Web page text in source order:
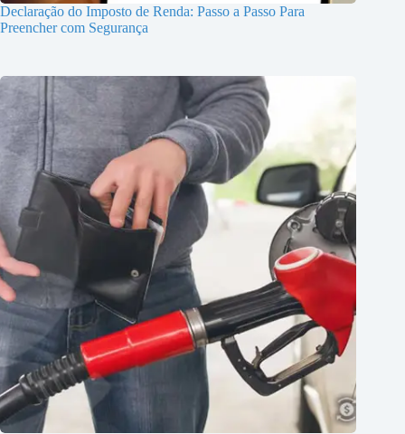
Declaração do Imposto de Renda: Passo a Passo Para
Preencher com Segurança